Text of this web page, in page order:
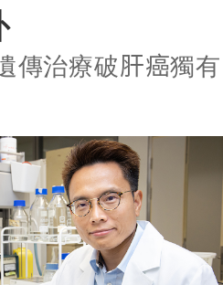
窺人
賞 字裏科技
傳治療破肝癌獨有